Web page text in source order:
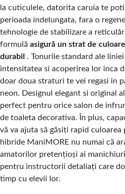
la cuticulele, datorita caruia te
perioada indelungata, fara o
tehnologie de stabilizare a
formulă asigură un strat de
durabil . Tonurile standard ale
intensitatea si acoperirea lor inca
doar doua straturi te vei regasi in
neon. Designul elegant si original
perfect pentru orice salon de
de toaleta decorativa. În plus,
vă va ajuta să găsiți rapid
hibride ManiMORE nu numai că
amatorilor pretențioși ai
pentru instructorii detaliați care
timp cu elevii lor.